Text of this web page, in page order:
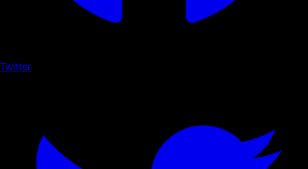
Twitter